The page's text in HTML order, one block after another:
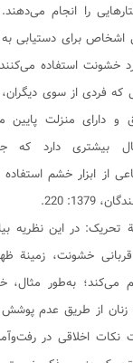
را انجام می‌دهند.
اشخاص برای دستیابی
خشونت استفاده
که فردی از سوی دیگران،
و دارای منزلت
بیشتری دارد که
از ابزار خشم
1379: 220.
تحریک: در این نظریه
خشونت، زمینة
می‌کند؛ به‌طور
زنان از طریق عدم
نکات اخلاقی در